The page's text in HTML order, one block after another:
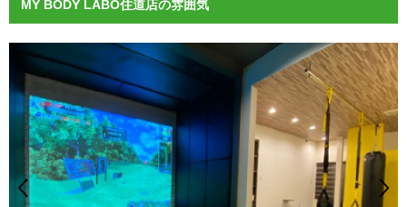
MY BODY LABO住道店の雰囲気